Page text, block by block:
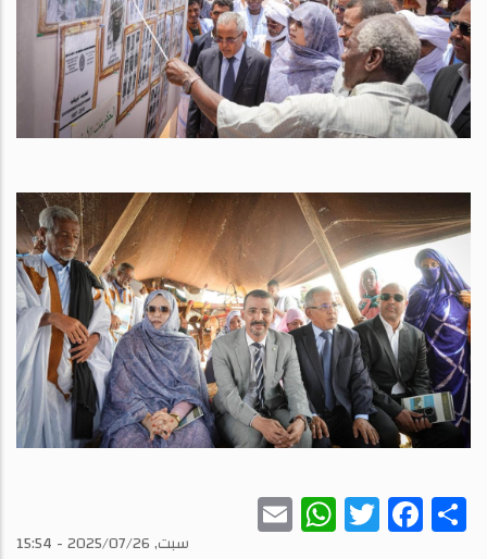
Share
Facebook
Twitter
WhatsAppسبت, 2025/07/26 - 15:54